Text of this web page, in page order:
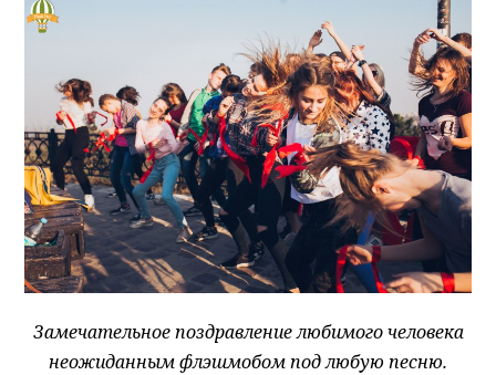
Замечательное поздравление любимого человека
неожиданным флэшмобом под любую песню.